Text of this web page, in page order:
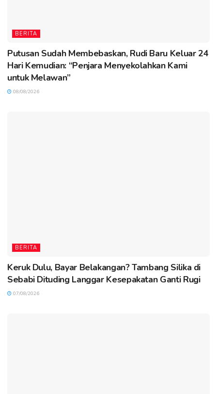
BERITA
Putusan Sudah Membebaskan, Rudi Baru Keluar 24
Hari Kemudian: “Penjara Menyekolahkan Kami
untuk Melawan”
08/08/2026
BERITA
Keruk Dulu, Bayar Belakangan? Tambang Silika di
Sebabi Dituding Langgar Kesepakatan Ganti Rugi
07/08/2026